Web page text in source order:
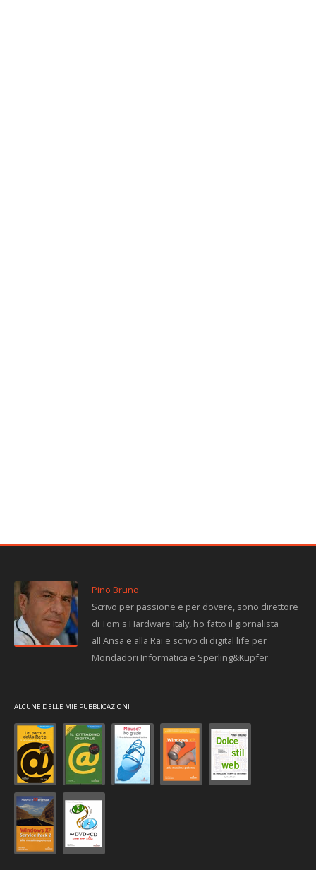
Pino Bruno
Scrivo per passione e per dovere, sono direttore
di Tom's Hardware Italy, ho fatto il giornalista
all'Ansa e alla Rai e scrivo di digital life per
Mondadori Informatica e Sperling&Kupfer
ALCUNE DELLE MIE PUBBLICAZIONI